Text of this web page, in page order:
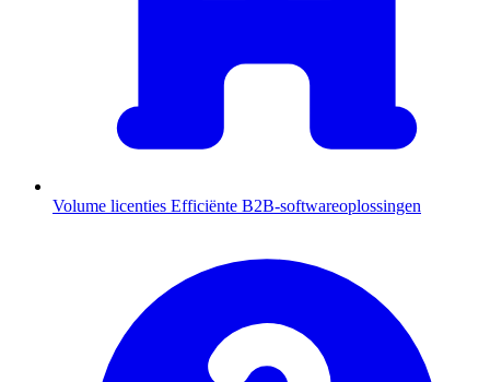
Volume licenties Efficiënte B2B-softwareoplossingen